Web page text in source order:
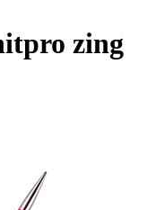
zing